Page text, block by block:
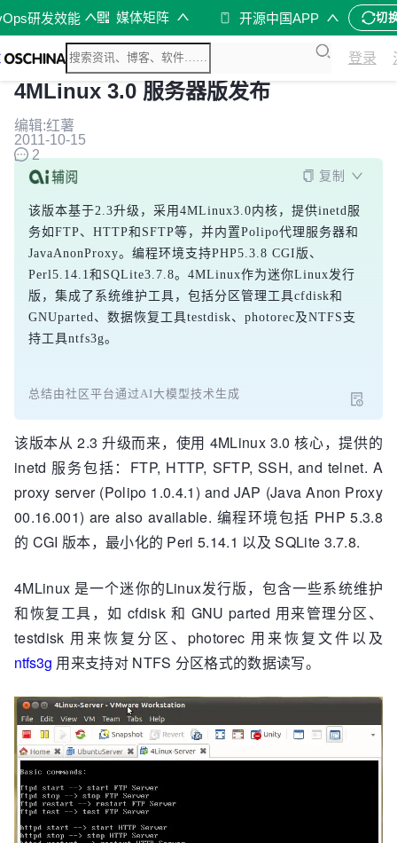
研发效能 媒体矩阵 开源中国APP 切
登录
4MLinux 3.0 服务器版发布
编辑:红薯
2011-10-15
2
复制
该版本基于2.3升级，采用4MLinux3.0内核，提供inetd服
务如FTP、HTTP和SFTP等，并内置Polipo代理服务器和
JavaAnonProxy。编程环境支持PHP5.3.8 CGI版、
Perl5.14.1和SQLite3.7.8。4MLinux作为迷你Linux发行
版，集成了系统维护工具，包括分区管理工具cfdisk和
GNUparted、数据恢复工具testdisk、photorec及NTFS支
持工具ntfs3g。
总结由社区平台通过AI大模型技术生成
该版本从 2.3 升级而来，使用 4MLinux 3.0 核心，提供的
inetd 服务包括：FTP, HTTP, SFTP, SSH, and telnet. A
proxy server (Polipo 1.0.4.1) and JAP (Java Anon Proxy
00.16.001) are also available. 编程环境包括 PHP 5.3.8
的 CGI 版本，最小化的 Perl 5.14.1 以及 SQLite 3.7.8.
4MLinux 是一个迷你的Linux发行版，包含一些系统维护
和恢复工具，如 cfdisk 和 GNU parted 用来管理分区、
testdisk 用来恢复分区、photorec 用来恢复文件以及
ntfs3g 用来支持对 NTFS 分区格式的数据读写。